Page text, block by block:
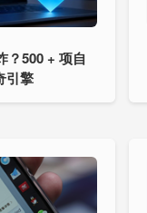
？500 + 项自
引擎